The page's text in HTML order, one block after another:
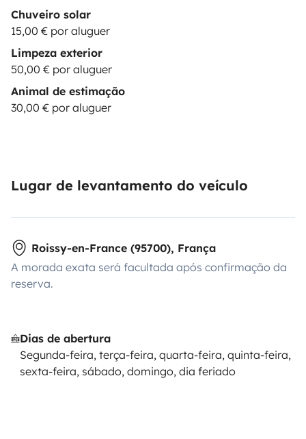
Chuveiro solar
15,00 € por aluguer
Limpeza exterior
50,00 € por aluguer
Animal de estimação
30,00 € por aluguer
Lugar de levantamento do veículo
Roissy-en-France (95700), França
A morada exata será facultada após confirmação da
reserva.
Dias de abertura
Segunda-feira, terça-feira, quarta-feira, quinta-feira,
sexta-feira, sábado, domingo, dia feriado